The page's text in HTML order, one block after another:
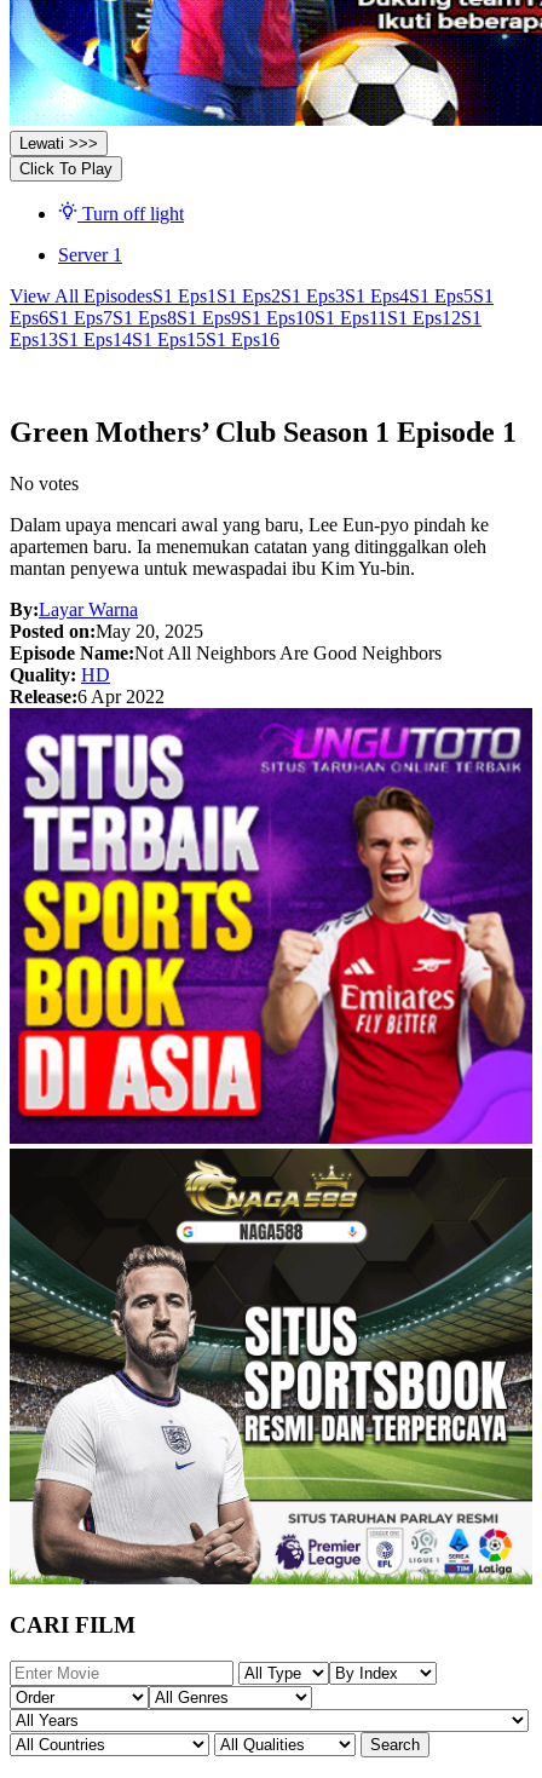
Lewati >>>
Click To Play
Turn off light
Server 1
View All EpisodesS1 Eps1 S1 Eps2S1 Eps3S1 Eps4S1 Eps5S1
Eps6S1 Eps7S1 Eps8S1 Eps9S1 Eps10S1 Eps11 S1 Eps12S1
Eps13S1 Eps14S1 Eps15S1 Eps16
Green Mothers’ Club Season 1 Episode 1
No votes
Dalam upaya mencari awal yang baru, Lee Eun-pyo pindah ke
apartemen baru. Ia menemukan catatan yang ditinggalkan oleh
mantan penyewa untuk mewaspadai ibu Kim Yu-bin.
By:Layar Warna
Posted on:May 20, 2025
Episode Name:Not All Neighbors Are Good Neighbors
Quality: HD
Release:6 Apr 2022
CARI FILM